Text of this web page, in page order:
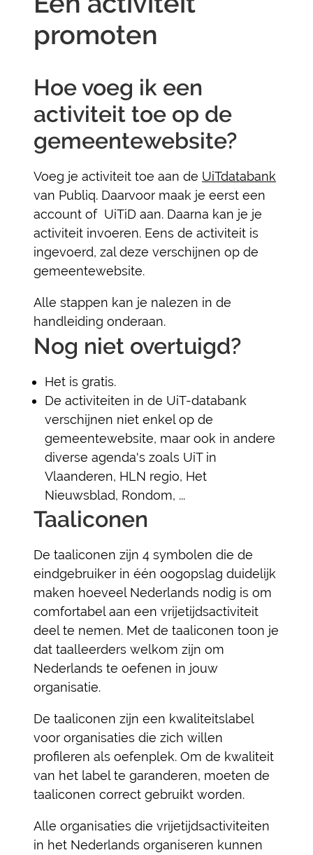
promoten
Hoe voeg ik een
activiteit toe op de
gemeentewebsite?
Voeg je activiteit toe aan de UiTdatabank
van Publiq. Daarvoor maak je eerst een
account of UiTiD aan. Daarna kan je je
activiteit invoeren. Eens de activiteit is
ingevoerd, zal deze verschijnen op de
gemeentewebsite.
Alle stappen kan je nalezen in de
handleiding onderaan.
Nog niet overtuigd?
Het is gratis.
De activiteiten in de UiT-databank
verschijnen niet enkel op de
gemeentewebsite, maar ook in andere
diverse agenda's zoals UiT in
Vlaanderen, HLN regio, Het
Nieuwsblad, Rondom, ...
Taaliconen
De taaliconen zijn 4 symbolen die de
eindgebruiker in één oogopslag duidelijk
maken hoeveel Nederlands nodig is om
comfortabel aan een vrijetijdsactiviteit
deel te nemen. Met de taaliconen toon je
dat taalleerders welkom zijn om
Nederlands te oefenen in jouw
organisatie.
De taaliconen zijn een kwaliteitslabel
voor organisaties die zich willen
profileren als oefenplek. Om de kwaliteit
van het label te garanderen, moeten de
taaliconen correct gebruikt worden.
Alle organisaties die vrijetijdsactiviteiten
in het Nederlands organiseren kunnen